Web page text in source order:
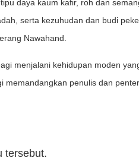
daya kaum kafir, roh dan
serta kezuhudan dan budi
Nawahand.
menjalani kehidupan moden
memandangkan penulis dan
tersebut.